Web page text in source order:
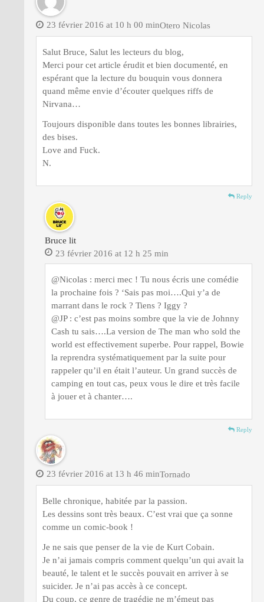
Otero Nicolas
23 février 2016 at 10 h 00 min
Salut Bruce, Salut les lecteurs du blog,
Merci pour cet article érudit et bien documenté, en
espérant que la lecture du bouquin vous donnera
quand même envie d’écouter quelques riffs de
Nirvana…
Toujours disponible dans toutes les bonnes librairies,
des bises.
Love and Fuck.
N.
Reply
Bruce lit
23 février 2016 at 12 h 25 min
@Nicolas : merci mec ! Tu nous écris une comédie
la prochaine fois ? ‘Sais pas moi….Qui y’a de
marrant dans le rock ? Tiens ? Iggy ?
@JP : c’est pas moins sombre que la vie de Johnny
Cash tu sais….La version de The man who sold the
world est effectivement superbe. Pour rappel, Bowie
la reprendra systématiquement par la suite pour
rappeler qu’il en était l’auteur. Un grand succès de
camping en tout cas, peux vous le dire et très facile
à jouer et à chanter….
Reply
Tornado
23 février 2016 at 13 h 46 min
Belle chronique, habitée par la passion.
Les dessins sont très beaux. C’est vrai que ça sonne
comme un comic-book !
Je ne sais que penser de la vie de Kurt Cobain.
Je n’ai jamais compris comment quelqu’un qui avait la
beauté, le talent et le succès pouvait en arriver à se
suicider. Je n’ai pas accès à ce concept.
Du coup, ce genre de tragédie ne m’émeut pas